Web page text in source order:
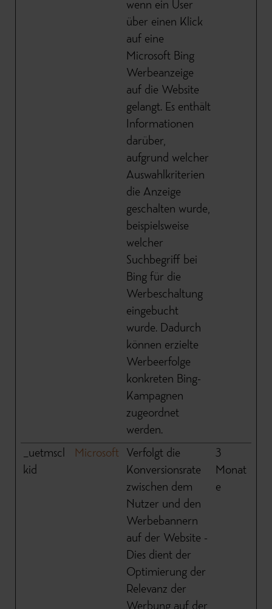
wenn ein User
über einen Klick
auf eine
Microsoft Bing
Werbeanzeige
auf die Website
gelangt. Es enthält
Informationen
darüber,
aufgrund welcher
Auswahlkriterien
die Anzeige
geschalten wurde,
beispielsweise
welcher
Suchbegriff bei
Bing für die
Werbeschaltung
eingebucht
wurde. Dadurch
können erzielte
Werbeerfolge
konkreten Bing-
Kampagnen
zugeordnet
werden.
_uetmscl
kid
Microsoft
Verfolgt die
Konversionsrate
zwischen dem
Nutzer und den
Werbebannern
auf der Website -
Dies dient der
Optimierung der
Relevanz der
3
Monat
e